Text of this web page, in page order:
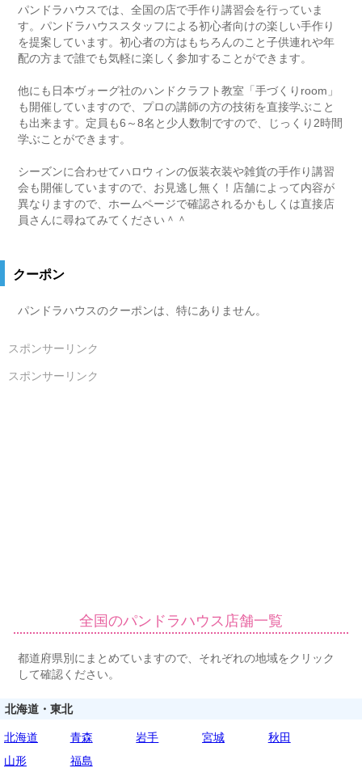
パンドラハウスでは、全国の店で手作り講習会を行っていま
す。パンドラハウススタッフによる初心者向けの楽しい手作り
を提案しています。初心者の方はもちろんのこと子供連れや年
配の方まで誰でも気軽に楽しく参加することができます。
他にも日本ヴォーグ社のハンドクラフト教室「手づくりroom」
も開催していますので、プロの講師の方の技術を直接学ぶこと
も出来ます。定員も6～8名と少人数制ですので、じっくり2時間
学ぶことができます。
シーズンに合わせてハロウィンの仮装衣装や雑貨の手作り講習
会も開催していますので、お見逃し無く！店舗によって内容が
異なりますので、ホームページで確認されるかもしくは直接店
員さんに尋ねてみてください＾＾
クーポン
パンドラハウスのクーポンは、特にありません。
スポンサーリンク
スポンサーリンク
全国のパンドラハウス店舗一覧
都道府県別にまとめていますので、それぞれの地域をクリック
して確認ください。
北海道・東北
北海道 青森 岩手 宮城
秋田
山形
福島